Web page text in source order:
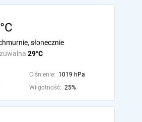
29°C
słonecznie
Ciśnienie: 1019 hPa
Wilgotność: 25%